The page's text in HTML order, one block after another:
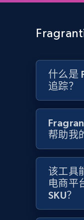
Home Depot
specific
URL, Domain,
Sku, Product id,
and more.
2.1K+
Amazon
什么是
追踪？
帮助我
该工具
电商平
SKU？